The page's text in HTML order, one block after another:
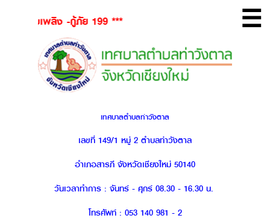
เพลิง -กู้ภัย 199 *** ☰
เทศบาลตำบลท่าวังตาล
เลขที่ 149/1 หมู่ 2 ตำบลท่าวังตาล
อำเภอสารภี จังหวัดเชียงใหม่ 50140
วันเวลาทำการ : จันทร์ - ศุกร์ 08.30 - 16.30 น.
โทรศัพท์ : 053 140 981 - 2